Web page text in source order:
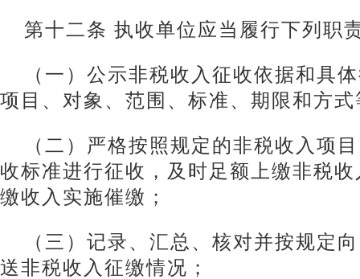
第十二条 执收单位应当履行下列职
（一）公示非税收入征收依据和具
项目、对象、范围、标准、期限和方式
（二）严格按照规定的非税收入项
收标准进行征收，及时足额上缴非税
缴收入实施催缴；
（三）记录、汇总、核对并按规定
送非税收入征缴情况；